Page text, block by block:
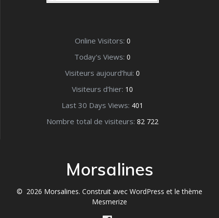
Online Visitors: 0
Today's Views: 0
Visiteurs aujourd’hui: 0
Visiteurs d’hier: 10
Last 30 Days Views: 401
Nombre total de visiteurs: 82 722
Morsalines
© 2026 Morsalines. Construit avec WordPress et lethème
Mesmerize